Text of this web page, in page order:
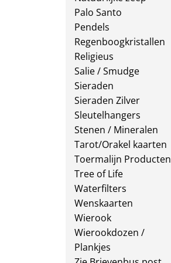
Palo Santo
Pendels
Regenboogkristallen
Religieus
Salie / Smudge
Sieraden
Sieraden Zilver
Sleutelhangers
Stenen / Mineralen
Tarot/Orakel kaarten
Toermalijn Producten
Tree of Life
Waterfilters
Wenskaarten
Wierook
Wierookdozen /
Plankjes